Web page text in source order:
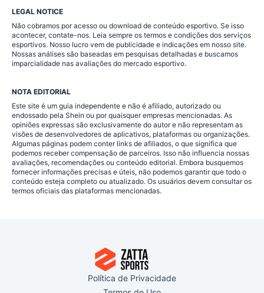
LEGAL NOTICE
Não cobramos por acesso ou download de conteúdo esportivo. Se isso
acontecer, contate-nos. Leia sempre os termos e condições dos serviços
esportivos. Nosso lucro vem de publicidade e indicações em nosso site.
Nossas análises são baseadas em pesquisas detalhadas e buscamos
imparcialidade nas avaliações do mercado esportivo.
NOTA EDITORIAL
Este site é um guia independente e não é afiliado, autorizado ou
endossado pela Shein ou por quaisquer empresas mencionadas. As
opiniões expressas são exclusivamente do autor e não representam as
visões de desenvolvedores de aplicativos, plataformas ou organizações.
Algumas páginas podem conter links de afiliados, o que significa que
podemos receber compensação de parceiros. Isso não influencia nossas
avaliações, recomendações ou conteúdo editorial. Embora busquemos
fornecer informações precisas e úteis, não podemos garantir que todo o
conteúdo esteja completo ou atualizado. Os usuários devem consultar os
termos oficiais das plataformas mencionadas.
Política de Privacidade